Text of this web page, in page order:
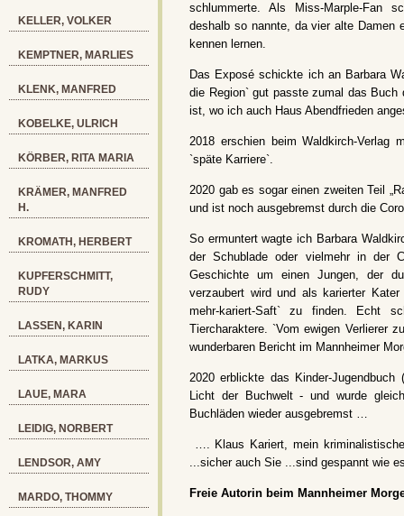
KELLER, VOLKER
KEMPTNER, MARLIES
KLENK, MANFRED
KOBELKE, ULRICH
KÖRBER, RITA MARIA
KRÄMER, MANFRED
H.
KROMATH, HERBERT
KUPFERSCHMITT,
RUDY
LASSEN, KARIN
LATKA, MARKUS
LAUE, MARA
LEIDIG, NORBERT
LENDSOR, AMY
MARDO, THOMMY
schlummerte. Als Miss-Marple-Fan
deshalb so nannte, da vier alte Damen
kennen lernen.
Das Exposé schickte ich an Barbara
die Region` gut passte zumal das Buch
ist, wo ich auch Haus Abendfrieden
2018 erschien beim Waldkirch-Verlag
`späte Karriere`.
2020 gab es sogar einen zweiten Teil
und ist noch ausgebremst durch die
So ermuntert wagte ich Barbara
der Schublade oder vielmehr in der
Geschichte um einen Jungen, der
verzaubert wird und als karierter
mehr-kariert-Saft` zu finden. Echt
Tiercharaktere. `Vom ewigen Verlierer
wunderbaren Bericht im Mannheimer
2020 erblickte das Kinder-
Licht der Buchwelt - und wurde
Buchläden wieder ausgebremst …
…. Klaus Kariert, mein
...sicher auch Sie ...sind gespannt wie
Freie Autorin beim Mannheimer